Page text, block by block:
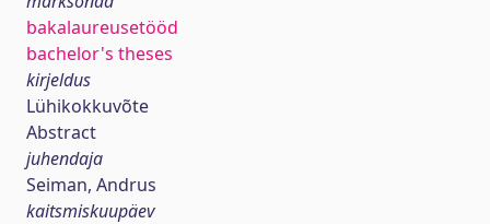
bakalaureusetööd
bachelor's theses
kirjeldus
Lühikokkuvõte
Abstract
juhendaja
Seiman, Andrus
kaitsmiskuupäev